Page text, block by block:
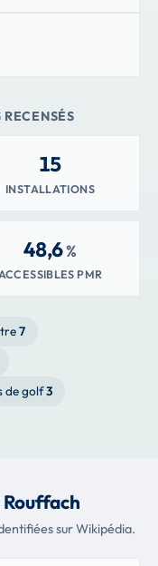
15
INSTALLATIONS
48,6%
PMR
7
de golf3
Rouffach
sur Wikipédia.